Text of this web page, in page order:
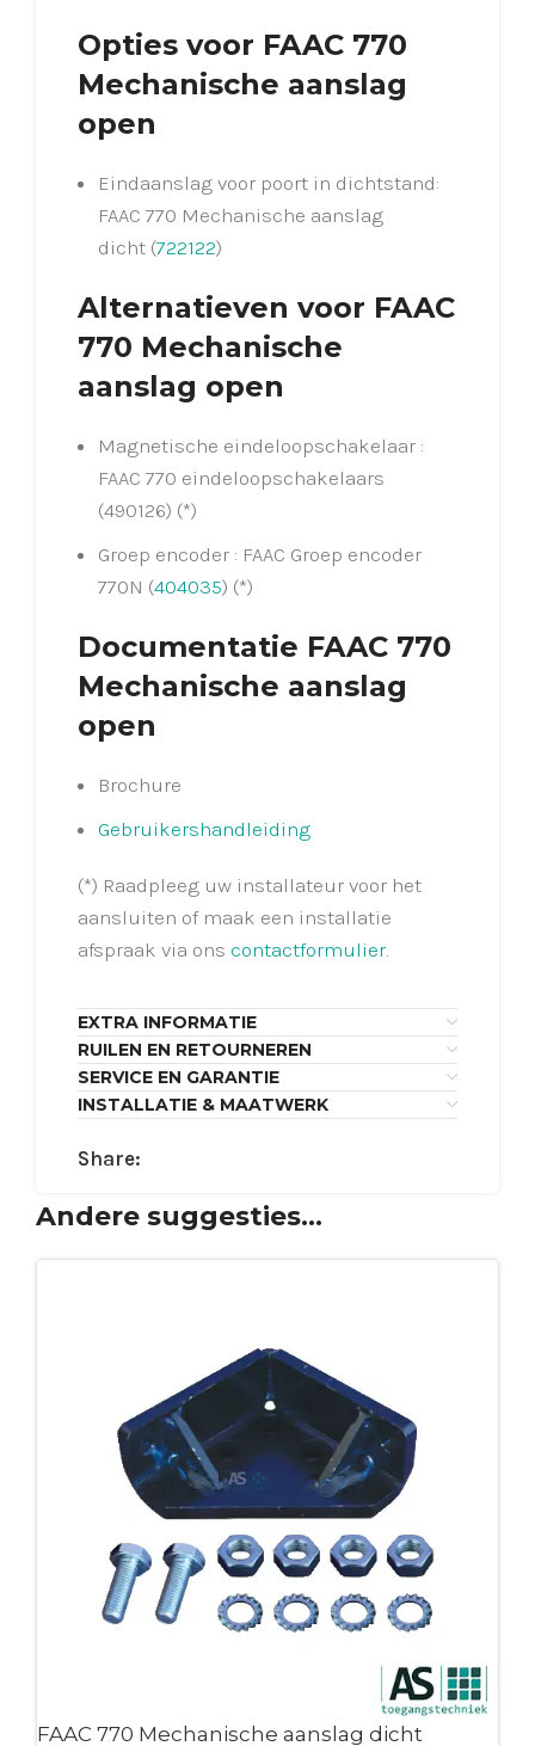
Opties voor FAAC 770
Mechanische aanslag
open
Eindaanslag voor poort in dichtstand:
FAAC 770 Mechanische aanslag
dicht (722122)
Alternatieven voor FAAC
770 Mechanische
aanslag open
Magnetische eindeloopschakelaar :
FAAC 770 eindeloopschakelaars
(490126) (*)
Groep encoder : FAAC Groep encoder
770N (404035) (*)
Documentatie FAAC 770
Mechanische aanslag
open
Brochure
Gebruikershandleiding
(*) Raadpleeg uw installateur voor het
aansluiten of maak een installatie
afspraak via ons contactformulier.
EXTRA INFORMATIE
RUILEN EN RETOURNEREN
SERVICE EN GARANTIE
INSTALLATIE & MAATWERK
Share:
Andere suggesties…
FAAC 770 Mechanische aanslag dicht